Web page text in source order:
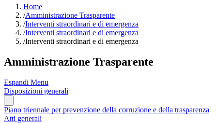
Home
/Amministrazione Trasparente
/Interventi straordinari e di emergenza
/Interventi straordinari e di emergenza
/Interventi straordinari e di emergenza
Amministrazione Trasparente
Espandi Menu
Disposizioni generali
Piano triennale per prevenzione della corruzione e della trasparenza
Atti generali